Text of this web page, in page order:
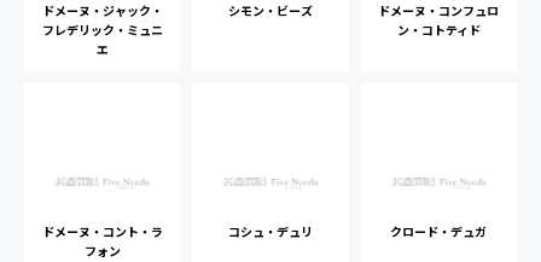
ドメーヌ・ジャック・
フレデリック・ミュニ
エ
シモン・ビーズ
ドメーヌ・コンフュロ
ン・コトティド
ドメーヌ・コント・ラ
フォン
コシュ・デュリ クロード・デュガ